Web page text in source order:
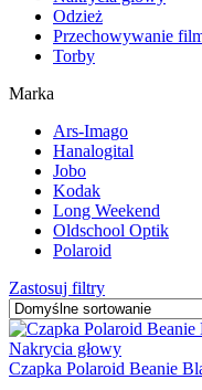
Odzież
Przechowywanie
Torby
Marka
Ars-Imago
Hanalogital
Jobo
Kodak
Long Weekend
Oldschool Optik
Polaroid
Zastosuj filtry
Nakrycia głowy
Czapka Polaroid Beanie